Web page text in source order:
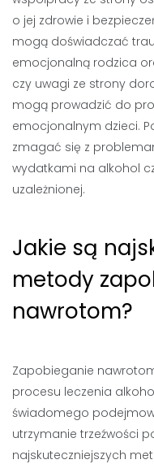
o jej zdrowie i
mogą doświadczać
emocjonalną rodzica
czy uwagi ze strony
mogą prowadzić do
emocjonalnym dzieci.
zmagać się z
wydatkami na alkohol
uzależnionej.
Jakie są
metody
nawrotom?
Zapobieganie
procesu leczenia
świadomego
utrzymanie trzeźwości
najskuteczniejszych